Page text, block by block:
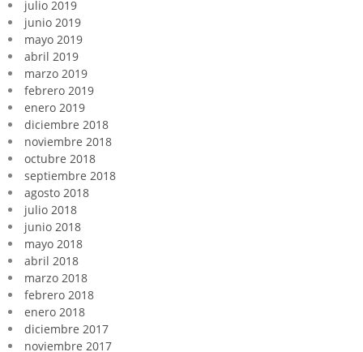
julio 2019
junio 2019
mayo 2019
abril 2019
marzo 2019
febrero 2019
enero 2019
diciembre 2018
noviembre 2018
octubre 2018
septiembre 2018
agosto 2018
julio 2018
junio 2018
mayo 2018
abril 2018
marzo 2018
febrero 2018
enero 2018
diciembre 2017
noviembre 2017